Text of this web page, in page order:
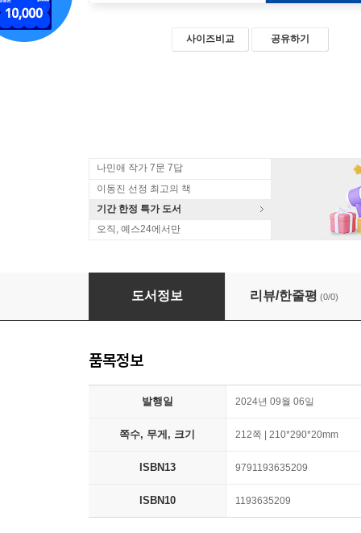
사이즈비교 공유하기
나민애 작가 7문 7답
이동진 선정 최고의 책
기간 한정 특가 도서
오직, 예스24에서만
먹고살고 글쓰고 (큰글자책)
도서정보 리뷰/한줄평 (0/0)
품목정보
발행일 2024년 09월 06일
쪽수, 무게, 크기 212쪽 | 210*290*20mm
ISBN13 9791193635209
ISBN10 1193635209